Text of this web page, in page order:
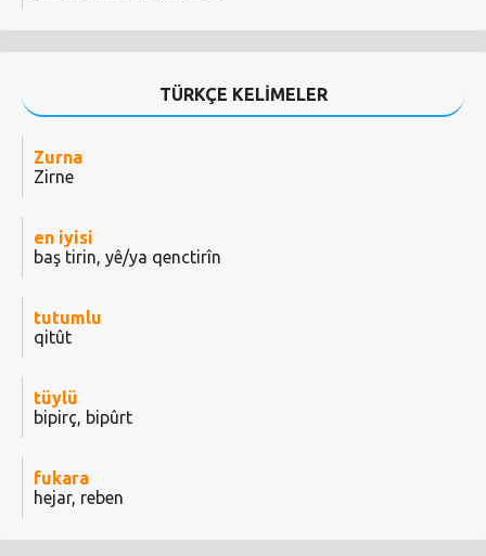
TÜRKÇE KELİMELER
Zurna
Zirne
en iyisi
baş tirin, yê/ya qenctirîn
tutumlu
qitût
tüylü
bipirç, bipûrt
fukara
hejar, reben